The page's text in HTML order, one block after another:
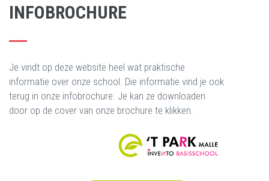
INFOBROCHURE
Je vindt op deze website heel wat praktische
informatie over onze school. Die informatie vind je ook
terug in onze infobrochure. Je kan ze downloaden
door op de cover van onze brochure te klikken.